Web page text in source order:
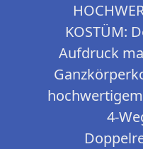
KOSTÜM:
Aufdruck
4-